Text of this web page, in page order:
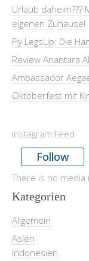
Urlaub daheim???
eigenen Zuhause!
Fly LegsUp: Die
Review Anantara
Ambassador
Oktoberfest mit
Instagram Feed
Follow
There is no media
Kategorien
Allgemein
Asien
Indonesien